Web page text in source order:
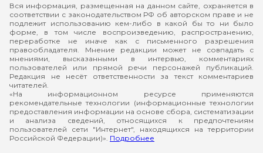
Вся информация, размещенная на данном сайте, охраняется в
соответствии с законодательством РФ об авторском праве и не
подлежит использованию кем-либо в какой бы то ни было
форме, в том числе воспроизведению, распространению,
переработке не иначе как с письменного разрешения
правообладателя. Мнение редакции может не совпадать с
мнениями, высказанными в интервью, комментариях
пользователей или прямой речи персонажей публикаций.
Редакция не несёт ответственности за текст комментариев
читателей.
«На информационном ресурсе применяются
рекомендательные технологии (информационные технологии
предоставления информации на основе сбора, систематизации
и анализа сведений, относящихся к предпочтениям
пользователей сети "Интернет", находящихся на территории
Российской Федерации)». Подробнее